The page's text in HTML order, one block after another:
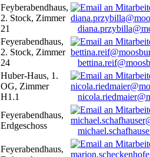
Feyberabendhaus,
2. Stock, Zimmer
21
Feyerabendhaus,
2. Stock, Zimmer
24
Huber-Haus, 1.
OG, Zimmer
H1.1
Feyerabendhaus,
Erdgeschoss
Feyerabendhaus,